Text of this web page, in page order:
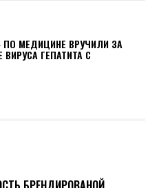
ПО МЕДИЦИНЕ ВРУЧИЛИ ЗА
ВИРУСА ГЕПАТИТА С